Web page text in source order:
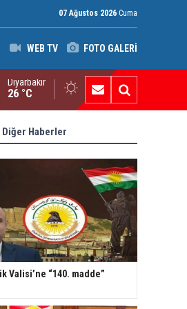
07 Ağustos 2026 Cuma
WEB TV FOTO GALERİ
terör yasası uygulanacak
Diyarbakır
26 °C
Haberler
Valisi’ne “140. madde”